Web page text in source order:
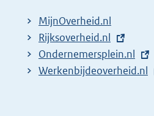
l
i
n
k
MijnOverheid.nl
E
x
t
Rijksoverheid.nl
E
x
Ondernemersplein.nl
E
Werkenbijdeoverheid.nl